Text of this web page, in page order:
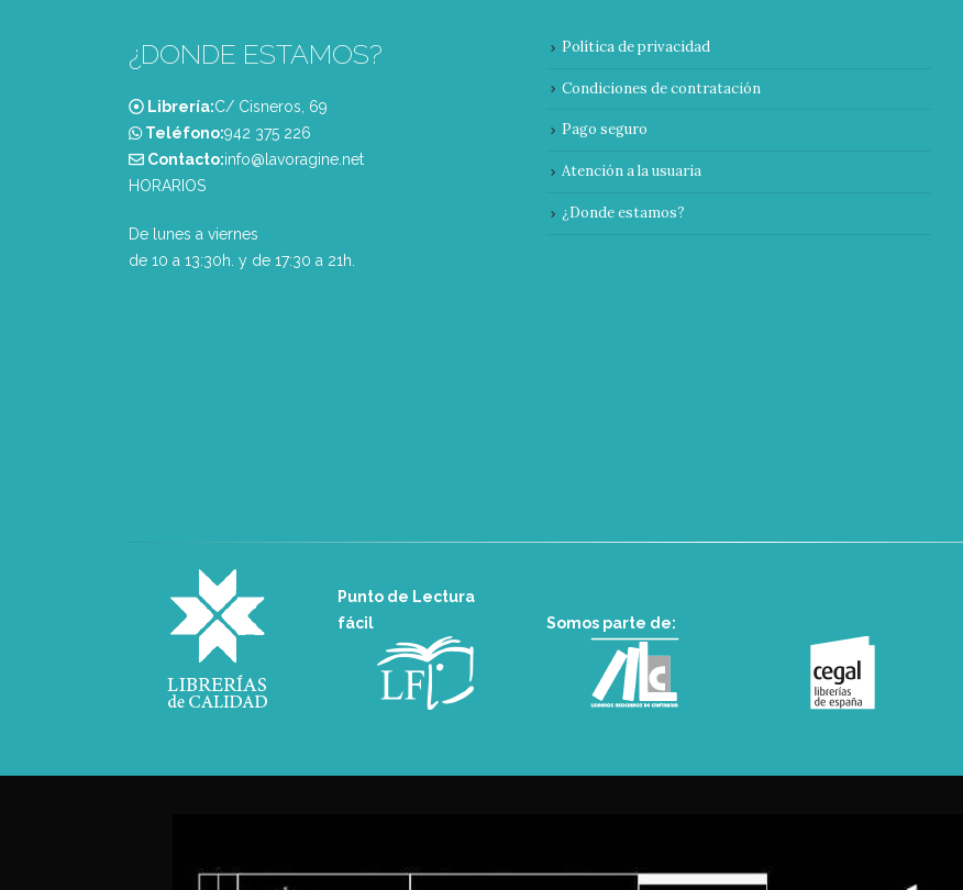
¿DONDE ESTAMOS?
Librería:C/ Cisneros, 69
Teléfono:‭942 375 226‬
Contacto:info@lavoragine.net
HORARIOS
De lunes a viernes
de 10 a 13:30h. y de 17:30 a 21h.
Política de privacidad
Condiciones de contratación
Pago seguro
Atención a la usuaria
¿Donde estamos?
Punto de Lectura
fácil
Somos parte de: